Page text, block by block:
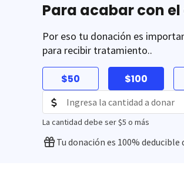
Para acabar con
Por eso tu donación es
para recibir tratamiento..
$50 $100
La cantidad debe ser $5 o más
Tu donación es 100% deducible